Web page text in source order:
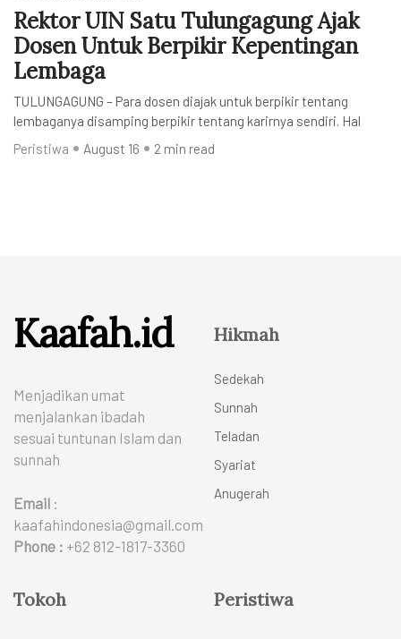
Rektor UIN Satu Tulungagung Ajak
Dosen Untuk Berpikir Kepentingan
Lembaga
TULUNGAGUNG – Para dosen diajak untuk berpikir tentang
lembaganya disamping berpikir tentang karirnya sendiri. Hal
Peristiwa
August 16 2 min read
Kaafah.id
Menjadikan umat
menjalankan ibadah
sesuai tuntunan Islam dan
sunnah
Email :
kaafahindonesia@gmail.com
Phone : +62 812-1817-3360
Hikmah
Sedekah
Sunnah
Teladan
Syariat
Anugerah
Tokoh Peristiwa